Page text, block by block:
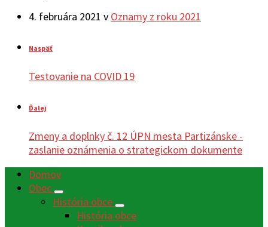
4. februára 2021 v Oznamy z roku 2021
Naspäť
Testovanie na COVID 19
Ďalej
Zmeny a doplnky č. 12 ÚPN mesta Partizánske -
zaslanie oznámenia o strategickom dokumente
Domov
Obec
História obce
História obce